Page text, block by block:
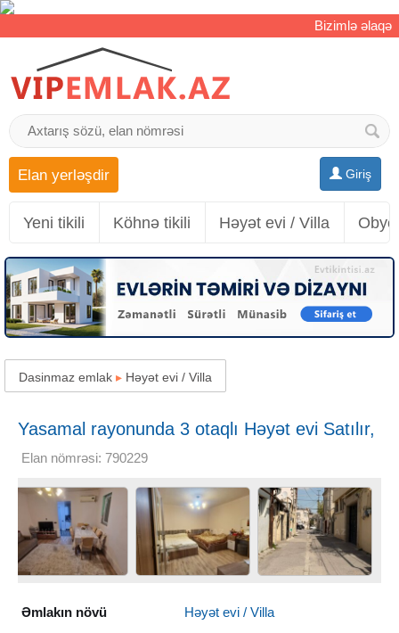
Bizimlə əlaqə
Giriş
Elan yerləşdir
Yeni tikili Köhnə tikili Həyət evi / Villa
Dasinmaz emlak ▸ Həyət evi / Villa
Yasamal rayonunda 3 otaqlı Həyət evi Satılır,
80 m²
Elan nömrəsi: 790229
Əmlakın növü Həyət evi / Villa